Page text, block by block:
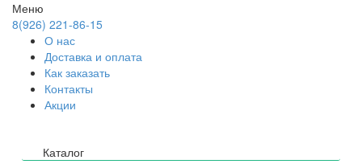
Меню
8(926) 221-86-15
О нас
Доставка и оплата
Как заказать
Контакты
Акции
Каталог